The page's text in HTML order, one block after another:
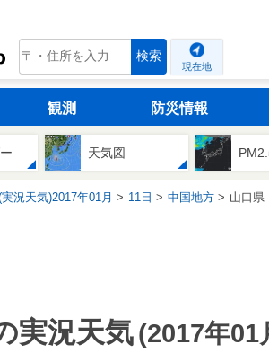
tenki.jp 検索
現在地
観測 防災情報
天気図
況天気)2017年01月 11日 中国地方 山口県
実況天気(2017年01